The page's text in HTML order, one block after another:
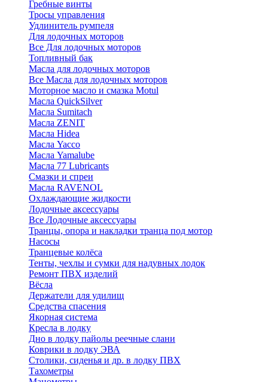
Гребные винты
Тросы управления
Удлинитель румпеля
Для лодочных моторов
Все Для лодочных моторов
Топливный бак
Масла для лодочных моторов
Все Масла для лодочных моторов
Моторное масло и смазка Motul
Масла QuickSilver
Масла Sumitach
Масла ZENIT
Масла Hidea
Масла Yacco
Масла Yamalube
Масла 77 Lubricants
Смазки и спреи
Масла RAVENOL
Охлаждающие жидкости
Лодочные аксессуары
Все Лодочные аксессуары
Транцы, опора и накладки транца под мотор
Насосы
Транцевые колёса
Тенты, чехлы и сумки для надувных лодок
Ремонт ПВХ изделий
Вёсла
Держатели для удилищ
Средства спасения
Якорная система
Кресла в лодку
Дно в лодку пайолы реечные слани
Коврики в лодку ЭВА
Столики, сиденья и др. в лодку ПВХ
Тахометры